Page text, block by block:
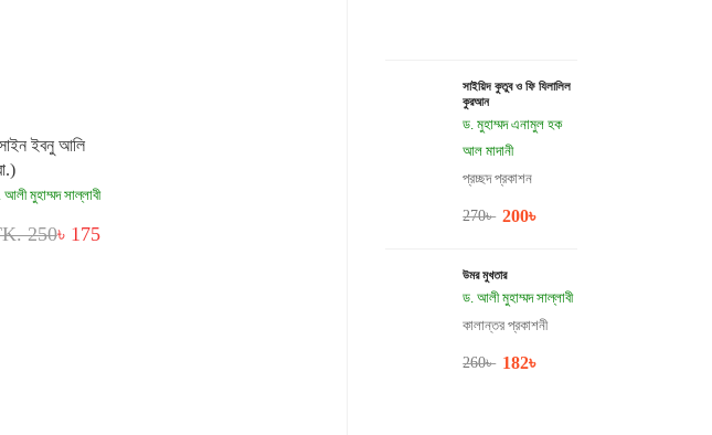
সাইয়িদ কুতুব ও ফি যিলালিল
কুরআন
ড. মুহাম্মদ এনামুল হক
আল মাদানী
প্রচ্ছদ প্রকাশন
270৳ 200৳
উমর মুখতার
ড. আলী মুহাম্মদ সাল্লাবী
কালান্তর প্রকাশনী
260৳ 182৳
ইবনু আলি
মুহাম্মদ সাল্লাবী
250৳ 175